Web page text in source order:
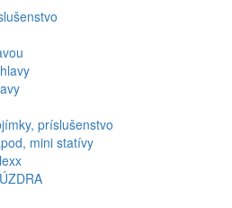
príslušenstvo
mini statívy